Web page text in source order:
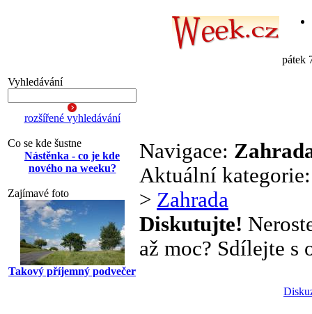
pátek
Vyhledávání
rozšířené vyhledávání
Co se kde šustne
Nástěnka - co je kde
nového na weeku?
Zajímavé foto
Takový příjemný podvečer
Navigace:
Aktuální
> Zahrada
Diskutujte!
až moc? Sdílejte s